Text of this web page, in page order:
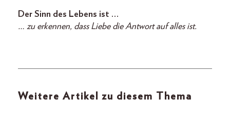
Der Sinn des Lebens ist …
… zu erkennen, dass Liebe die Antwort auf alles ist.
Weitere Artikel zu diesem Thema